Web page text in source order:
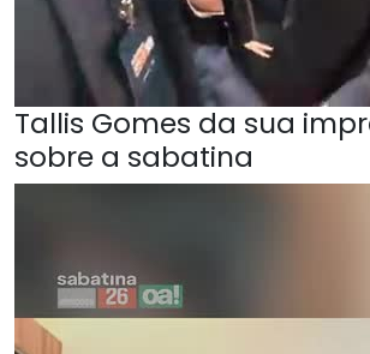
Tallis Gomes da sua
sobre a sabatina